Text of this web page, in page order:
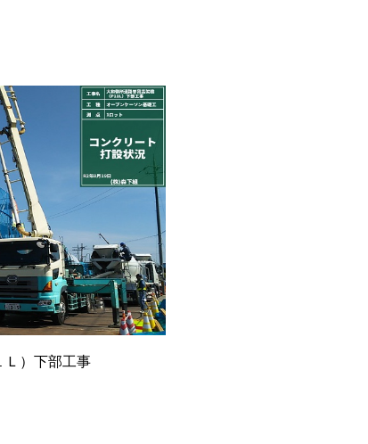
Ｌ）下部工事